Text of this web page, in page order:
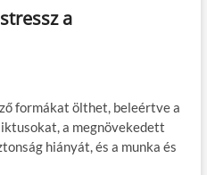
a
formákat ölthet, beleértve a
a megnövekedett
hiányát, és a munka és